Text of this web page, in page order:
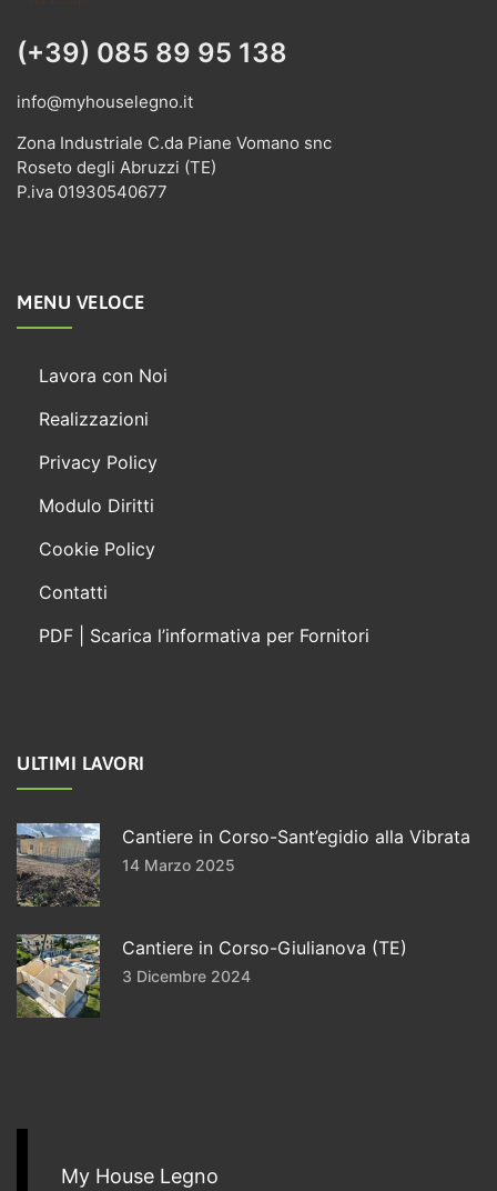
(+39) 085 89 95 138
info@myhouselegno.it
Zona Industriale C.da Piane Vomano snc
Roseto degli Abruzzi (TE)
P.iva 01930540677
MENU VELOCE
Lavora con Noi
Realizzazioni
Privacy Policy
Modulo Diritti
Cookie Policy
Contatti
PDF | Scarica l’informativa per Fornitori
ULTIMI LAVORI
Cantiere in Corso-Sant’egidio alla Vibrata
14 Marzo 2025
Cantiere in Corso-Giulianova (TE)
3 Dicembre 2024
My House Legno